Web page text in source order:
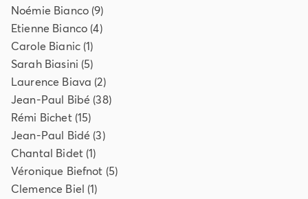
Noémie Bianco(9)
Etienne Bianco (4)
Carole Bianic(1)
Sarah Biasini (5)
Laurence Biava (2)
Jean-Paul Bibé (38)
Rémi Bichet(15)
Jean-Paul Bidé (3)
Chantal Bidet(1)
Véronique Biefnot (5)
Clemence Biel (1)